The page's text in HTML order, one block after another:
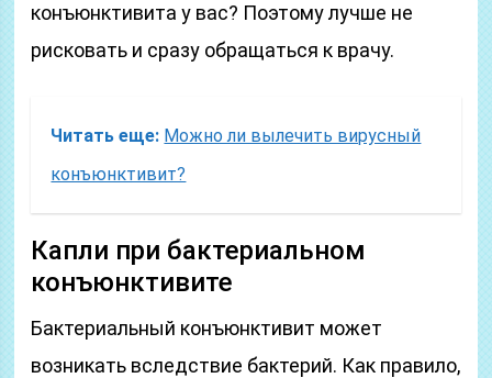
конъюнктивита у вас? Поэтому лучше не
рисковать и сразу обращаться к врачу.
Читать еще: Можно ли вылечить вирусный
конъюнктивит?
Капли при бактериальном
конъюнктивите
Бактериальный конъюнктивит может
возникать вследствие бактерий. Как правило,